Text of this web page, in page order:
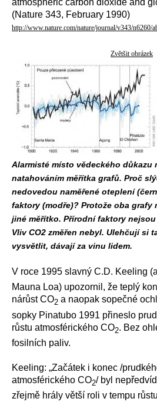
atmospheric carbon dioxide and
(Nature 343, February 1990)
http://www.nature.com/nature/journal/v343/n6260/
Zvětšit obrázek
Alarmisté místo vědeckého důkazu
natahováním měřítka grafů. Proč
nedovedou naměřené oteplení
faktory (modře)? Protože oba grafy
jiné měřítko. Přírodní faktory
Vliv CO2 změřen nebyl. Ulehčují si
vysvětlit, dávají za vinu lidem.
V roce 1995 slavný C.D. Keeling
Mauna Loa) upozornil, že teplý
nárůst CO2 a naopak sopečné
sopky Pinatubo 1991 přineslo
růstu atmosférického CO2. Bez
fosilních paliv.
Keeling: „Začátek i konec /
atmosférického CO2/ byl
zřejmě hrály větší roli v tempu